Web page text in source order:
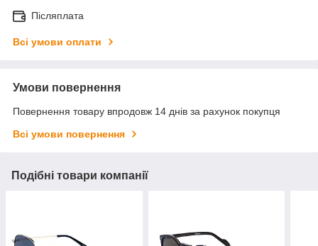
Післяплата
Всі умови оплати
Умови повернення
Повернення товару впродовж 14 днів за рахунок покупця
Всі умови повернення
Подібні товари компанії